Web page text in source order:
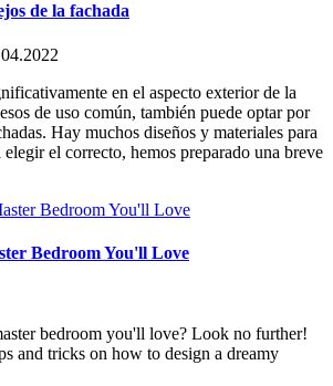
de la fachada
en el aspecto exterior de la
de uso común, también puede optar por
Hay muchos diseños y materiales para
el correcto, hemos preparado una breve
Bedroom You'll Love
bedroom you'll love? Look no further!
and tricks on how to design a dreamy